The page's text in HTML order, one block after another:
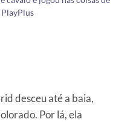
desceu até a baia,
Por lá, ela